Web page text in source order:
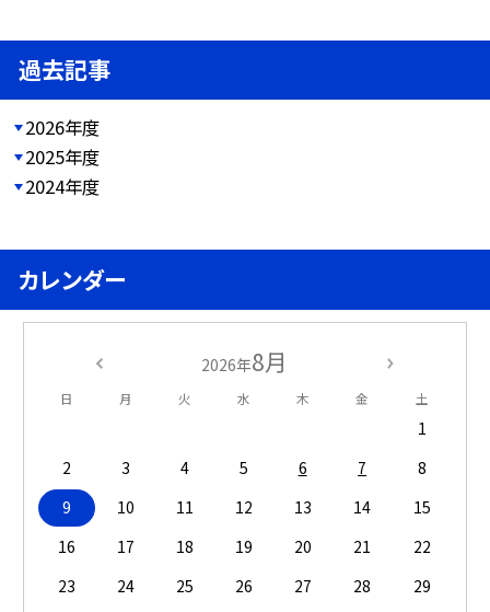
過去記事
2026年度
2025年度
2024年度
カレンダー
2026年8月
日 月 火 水 木 金 土
1
2
3 4 5 6 7
8
9
10 11 12 13 14
15
16
17 18 19 20 21
22
23
24 25 26 27 28
29